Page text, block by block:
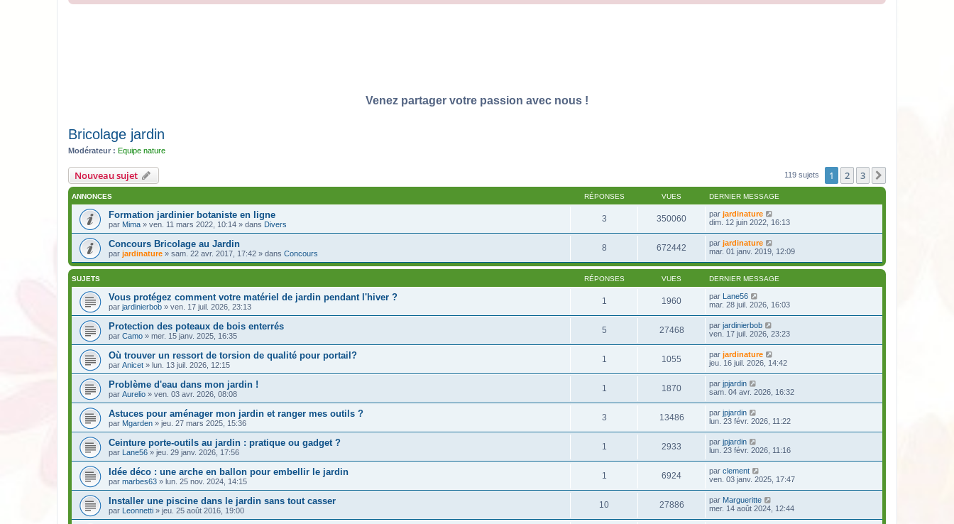
Venez partager votre passion avec nous !
Bricolage jardin
Modérateur : Equipe nature
Nouveau sujet 119 sujets 1 2 3
ANNONCES RÉPONSES VUES DERNIER MESSAGE
Formation jardinier botaniste en ligne
par Mima » ven. 11 mars 2022, 10:14 » dans Divers
3 350060 par jardinature
dim. 12 juin 2022, 16:13
Concours Bricolage au Jardin
par jardinature » sam. 22 avr. 2017, 17:42 » dans Concours
8 672442 par jardinature
mar. 01 janv. 2019, 12:09
SUJETS RÉPONSES VUES DERNIER MESSAGE
Vous protégez comment votre matériel de jardin pendant l'hiver ?
par jardinierbob » ven. 17 juil. 2026, 23:13
1 1960 par Lane56
mar. 28 juil. 2026, 16:03
Protection des poteaux de bois enterrés
par Camo » mer. 15 janv. 2025, 16:35
5 27468 par jardinierbob
ven. 17 juil. 2026, 23:23
Où trouver un ressort de torsion de qualité pour portail?
par Anicet » lun. 13 juil. 2026, 12:15
1 1055 par jardinature
jeu. 16 juil. 2026, 14:42
Problème d'eau dans mon jardin !
par Aurelio » ven. 03 avr. 2026, 08:08
1 1870 par jpjardin
sam. 04 avr. 2026, 16:32
Astuces pour aménager mon jardin et ranger mes outils ?
par Mgarden » jeu. 27 mars 2025, 15:36
3 13486 par jpjardin
lun. 23 févr. 2026, 11:22
Ceinture porte-outils au jardin : pratique ou gadget ?
par Lane56 » jeu. 29 janv. 2026, 17:56
1 2933 par jpjardin
lun. 23 févr. 2026, 11:16
Idée déco : une arche en ballon pour embellir le jardin
par marbes63 » lun. 25 nov. 2024, 14:15
1 6924 par clement
ven. 03 janv. 2025, 17:47
Installer une piscine dans le jardin sans tout casser
par Leonnetti » jeu. 25 août 2016, 19:00
10 27886 par Margueritte
mer. 14 août 2024, 12:44